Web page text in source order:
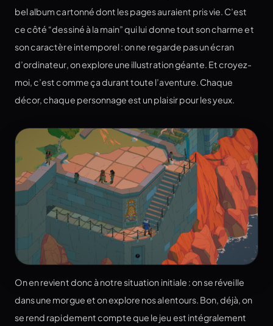
bel album cartonné dont les pages auraient pris vie. C’est
ce côté “dessiné à la main” qui lui donne tout son charme et
son caractère intemporel : on ne regarde pas un écran
d’ordinateur, on explore une illustration géante. Et croyez-
moi, c’est comme ça durant toute l’aventure. Chaque
décor, chaque personnage est un plaisir pour les yeux.
On en revient donc à notre situation initiale : on se réveille
dans une morgue et on explore nos alentours. Bon, déjà, on
se rend rapidement compte que le jeu est intégralement